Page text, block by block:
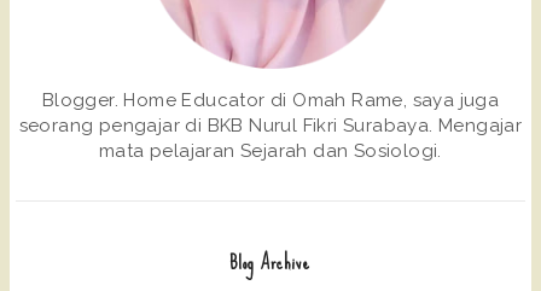
Blogger. Home Educator di Omah Rame, saya juga
seorang pengajar di BKB Nurul Fikri Surabaya. Mengajar
mata pelajaran Sejarah dan Sosiologi.
Blog Archive